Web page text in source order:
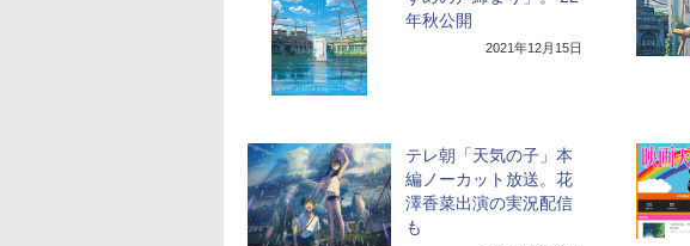
年秋公開
2021年12月15日
テレ朝「天気の子」本
編ノーカット放送。花
澤香菜出演の実況配信
も